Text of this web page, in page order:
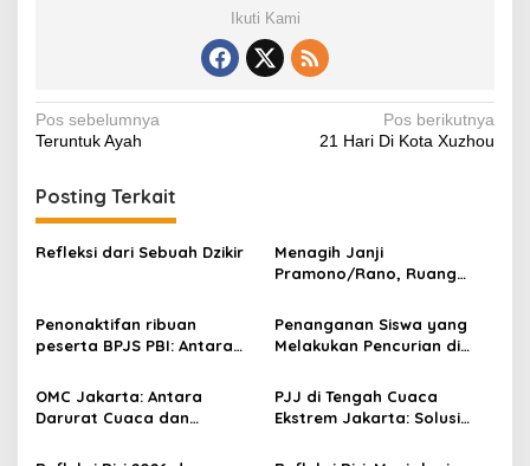
o
k
A
p
p
st
n
k
Ikuti Kami
Navigasi
pos
Pos sebelumnya
Teruntuk Ayah
Pos berikutnya
21 Hari Di Kota Xuzhou
Posting Terkait
Refleksi dari Sebuah Dzikir
Menagih Janji
Pramono/Rano, Ruang
Motor, Siswa SD Tunas
Karya 3 Belajar di Emperan
Penonaktifan ribuan
peserta BPJS PBI: Antara
Dasar Kesehatan Warga
Penanganan Siswa yang
Melakukan Pencurian di
OMC Jakarta: Antara
Darurat Cuaca dan
31 Miliar
PJJ di Tengah Cuaca
Ekstrem Jakarta: Solusi
Pendidikan?